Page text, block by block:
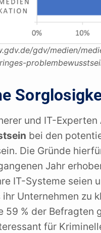
gdv/medien/
und IT-
bei den
Die Gründe
Jahr
IT-Systeme seien
Unternehmen zu
59 % der Befragten
für